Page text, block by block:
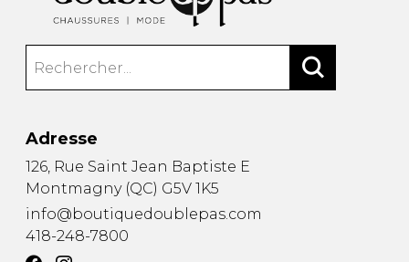
Adresse
126, Rue Saint Jean Baptiste E
Montmagny (QC) G5V 1K5
info@boutiquedoublepas.com
418-248-7800